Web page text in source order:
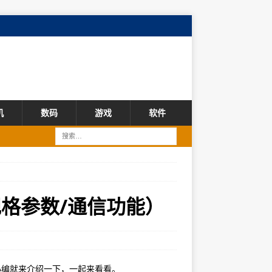
数码 游戏 软件
参数/通信功能）
来介绍一下，一起来看看。